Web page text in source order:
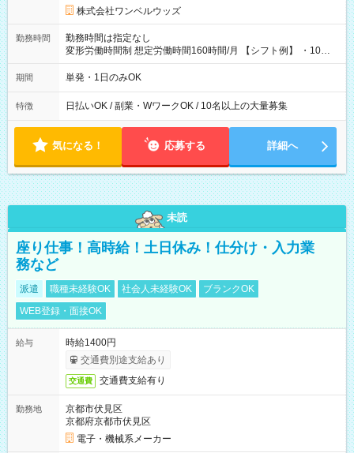
株式会社ワンベルウッズ
勤務時間
勤務時間は指定なし
変形労働時間制 想定労働時間160時間/月 【シフト例】 ・10：
00～20：00
期間 単発・1日のみOK
特徴 日払いOK / 副業・WワークOK / 10名以上の大量募集
気になる！ 応募する 詳細へ
未読
座り仕事！高時給！土日休み！仕分け・入力業
務など
派遣 職種未経験OK 社会人未経験OK
ブランクOK
WEB登録・面接OK
給与
時給1400円
交通費別途支給あり
交通費 交通費支給有り
勤務地
京都市伏見区
京都府京都市伏見区
電子・機械系メーカー